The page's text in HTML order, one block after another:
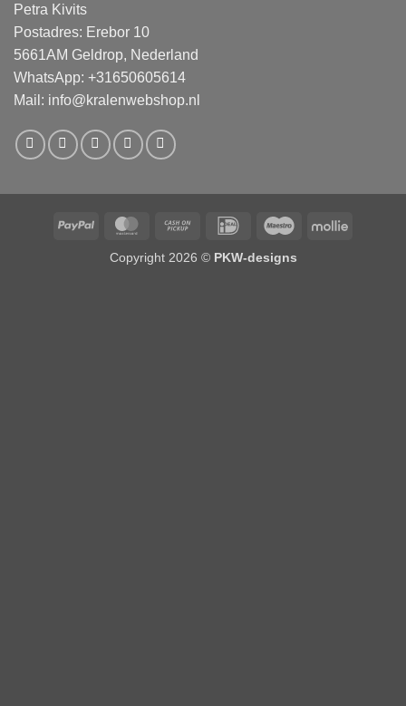
Petra Kivits
Postadres: Erebor 10
5661AM Geldrop, Nederland
WhatsApp: +31650605614
Mail: info@kralenwebshop.nl
PayPal MasterCardCash
Pickup
IDeal Maestro Mollie
Copyright 2026 © PKW-designs